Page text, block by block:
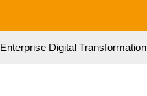
Enterprise Digital Transformation